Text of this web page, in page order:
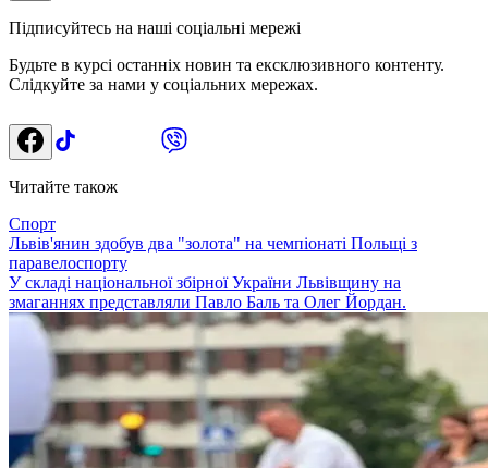
Підписуйтесь на наші соціальні мережі
Будьте в курсі останніх новин та ексклюзивного контенту.
Слідкуйте за нами у соціальних мережах.
Читайте також
Спорт
Львів'янин здобув два "золота" на чемпіонаті Польщі з
паравелоспорту
У складі національної збірної України Львівщину на
змаганнях представляли Павло Баль та Олег Йордан.